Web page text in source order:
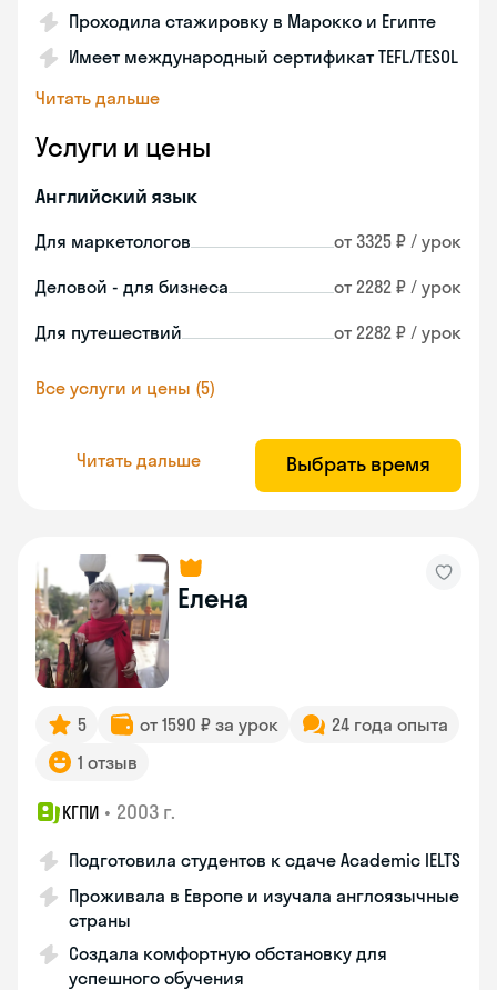
Проходила стажировку в Марокко и Египте
Имеет международный сертификат TEFL/TESOL
Читать дальше
Услуги и цены
Английский язык
Для маркетологов от 3325 ₽ / урок
Деловой - для бизнеса от 2282 ₽ / урок
Для путешествий от 2282 ₽ / урок
Все услуги и цены (5)
Читать дальше Выбрать время
Елена
5 от 1590 ₽ за урок
24 года опыта
1 отзыв
КГПИ • 2003 г.
Подготовила студентов к сдаче Academic IELTS
Проживала в Европе и изучала англоязычные
страны
Создала комфортную обстановку для
успешного обучения